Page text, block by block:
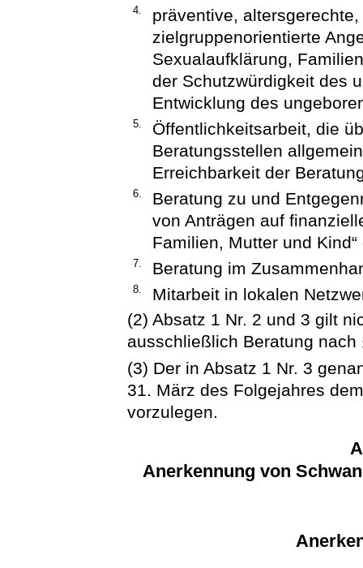
4.
präventive,
zielgruppenorientierte
Sexualaufklärung,
der Schutzwürdigkeit des
Entwicklung des
5.
Öffentlichkeitsarbeit, die
Beratungsstellen
Erreichbarkeit der
6.
Beratung zu und
von Anträgen auf
Familien, Mutter und
7. Beratung im
8.
Mitarbeit in lokalen
(2) Absatz 1 Nr. 2 und 3 gilt
ausschließlich Beratung
(3) Der in Absatz 1 Nr. 3
31. März des Folgejahres
vorzulegen.
Anerkennung von